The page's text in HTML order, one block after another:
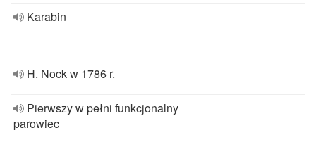
Karabin
H. Nock w 1786 r.
Pierwszy w pełni funkcjonalny
parowiec